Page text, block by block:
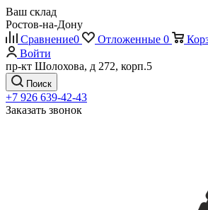
Ваш склад
Ростов-на-Дону
Сравнение0 Отложенные 0
Войти
пр-кт Шолохова, д 272, корп.5
Поиск
+7 926 639-42-43
Заказать звонок